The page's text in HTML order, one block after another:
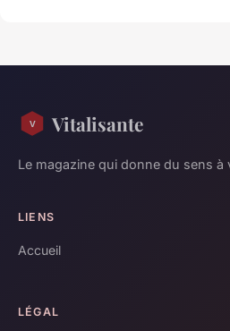
Vitalisante
Le magazine qui donne du sens à
LIENS
Accueil
LÉGAL